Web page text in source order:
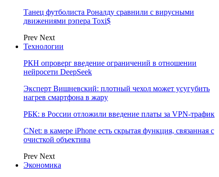
Танец футболиста Роналду сравнили с вирусными
движениями рэпера Toxi$
Prev Next
Технологии
РКН опроверг введение ограничений в отношении
нейросети DeepSeek
Эксперт Вишневский: плотный чехол может усугубить
нагрев смартфона в жару
РБК: в России отложили введение платы за VPN-трафик
CNet: в камере iPhone есть скрытая функция, связанная с
очисткой объектива
Prev Next
Экономика